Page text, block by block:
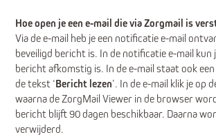
Hoe open je een e-mail die via Zorgmail is
Via de e-mail heb je een notificatie e-mail
beveiligd bericht is. In de notificatie e-mail kun
bericht afkomstig is. In de e-mail staat ook
de tekst ‘Bericht lezen’. In de e-mail klik je op
waarna de ZorgMail Viewer in de browser
bericht blijft 90 dagen beschikbaar. Daarna
verwijderd.